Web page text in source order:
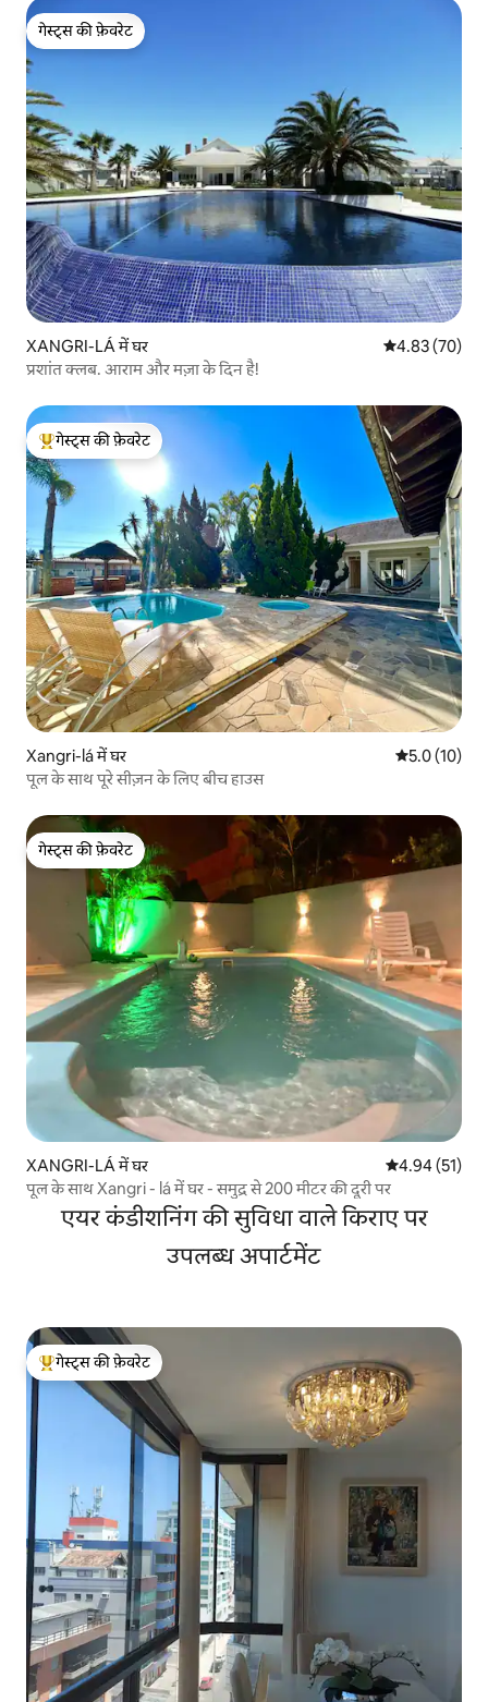
गेस्ट्स की फ़ेवरेट
गेस्ट्स की फ़ेवरेट
XANGRI-LÁ में घर औसत रेटिंग 5 में
4.83 (70)
प्रशांत क्लब. आराम और मज़ा के दिन है!
गेस्ट्स का टॉप फ़ेवरेट
गेस्ट्स की फ़ेवरेट
Xangri-lá में घर औसत रेटिंग 5
5.0 (10)
पूल के साथ पूरे सीज़न के लिए बीच हाउस
गेस्ट्स की फ़ेवरेट
गेस्ट्स की फ़ेवरेट
XANGRI-LÁ में घर औसत रेटिंग 5 में
4.94 (51)
पूल के साथ Xangri - lá में घर - समुद्र से 200 मीटर की दूरी पर
एयर कंडीशनिंग की सुविधा वाले किराए पर
उपलब्ध अपार्टमेंट
गेस्ट्स का टॉप फ़ेवरेट
गेस्ट्स की फ़ेवरेट